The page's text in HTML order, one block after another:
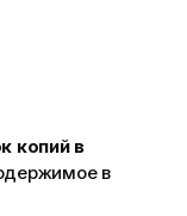
копий в
в